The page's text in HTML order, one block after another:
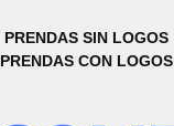
PRENDAS SIN LOGOS
PRENDAS CON LOGOS